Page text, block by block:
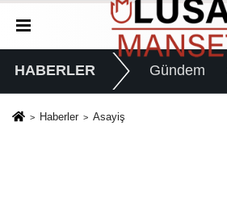
HABERLER Gündem
Haberler Asayiş